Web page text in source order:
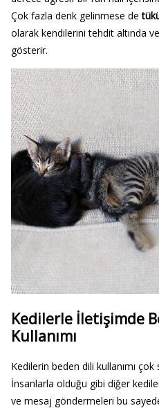
Çok fazla denk gelinmese de
olarak kendilerini tehdit altında
gösterir.
Kedilerle İletişimde
Kullanımı
Kedilerin beden dili kullanımı
İnsanlarla olduğu gibi diğer
ve mesaj göndermeleri bu